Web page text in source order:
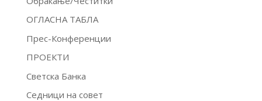
ОГЛАСНА ТАБЛА
Прес-Конференции
ПРОЕКТИ
Светска Банка
Седници на совет